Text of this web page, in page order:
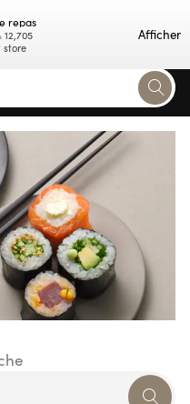
repas
12,705
store
Afficher